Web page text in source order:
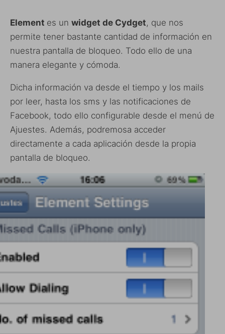
Element es un widget de Cydget, que nos
permite tener bastante cantidad de información en
nuestra pantalla de bloqueo. Todo ello de una
manera elegante y cómoda.
Dicha información va desde el tiempo y los mails
por leer, hasta los sms y las notificaciones de
Facebook, todo ello configurable desde el menú de
Ajuestes. Además, podremosa acceder
directamente a cada aplicación desde la propia
pantalla de bloqueo.